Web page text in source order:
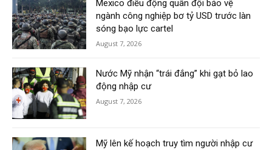
Mexico điều động quân đội bảo vệ
ngành công nghiệp bơ tỷ USD trước làn
sóng bạo lực cartel
August 7, 2026
Nước Mỹ nhận “trái đắng” khi gạt bỏ lao
động nhập cư
August 7, 2026
Mỹ lên kế hoạch truy tìm người nhập cư